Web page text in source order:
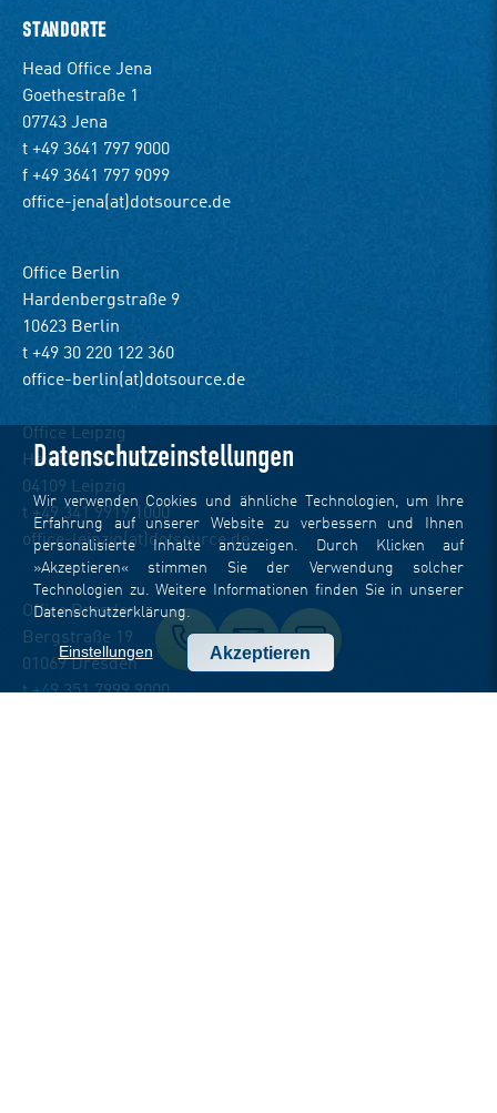
STANDORTE
Head Office Jena
Goethestraße 1
07743 Jena
t +49 3641 797 9000
f +49 3641 797 9099
office-jena(at)dotsource.de
Office Berlin
Hardenbergstraße 9
10623 Berlin
t +49 30 220 122 360
office-berlin(at)dotsource.de
Office Leipzig
Hainstraße 1-3
04109 Leipzig
t +49 341 9919 1000
office-leipzig(at)dotsource.de
Office Dresden
Bergstraße 19
01069 Dresden
t +49 351 7999 9000
Datenschutzeinstellungen
Wir verwenden Cookies und ähnliche Technologien, um Ihre
Erfahrung auf unserer Website zu verbessern und Ihnen
personalisierte Inhalte anzuzeigen. Durch Klicken auf
»Akzeptieren« stimmen Sie der Verwendung solcher
Technologien zu. Weitere Informationen finden Sie in unserer
Datenschutzerklärung.
Einstellungen Akzeptieren